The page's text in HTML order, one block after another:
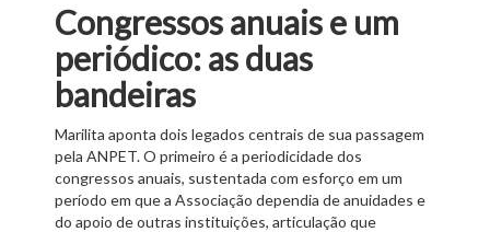
Congressos anuais e um
periódico: as duas
bandeiras
Marilita aponta dois legados centrais de sua passagem
pela ANPET. O primeiro é a periodicidade dos
congressos anuais, sustentada com esforço em um
período em que a Associação dependia de anuidades e
do apoio de outras instituições, articulação que